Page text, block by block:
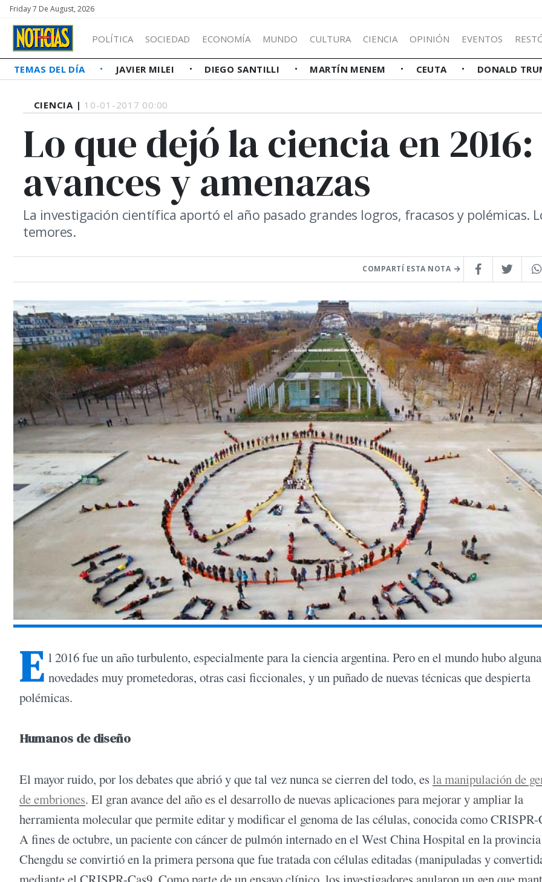
Friday 7 De August, 2026
POLÍTICA SOCIEDAD ECONOMÍA MUNDO CULTURA CIENCIA OPINIÓN EVENTOS
TEMAS DEL DÍA JAVIER MILEI DIEGO SANTILLI MARTÍN MENEM CEUTA DONALD
CIENCIA | 10-01-2017 00:00
Lo que dejó la ciencia en 2016:
avances y amenazas
La investigación científica aportó el año pasado grandes logros, fracasos y polémicas.
temores.
COMPARTÍ ESTA NOTA
E l 2016 fue un año turbulento, especialmente para la ciencia argentina. Pero en el mundo hubo
novedades muy prometedoras, otras casi ficcionales, y un puñado de nuevas técnicas que despierta
polémicas.
Humanos de diseño
El mayor ruido, por los debates que abrió y que tal vez nunca se cierren del todo, esla manipulación de
de embriones. El gran avance del año es el desarrollo de nuevas aplicaciones para mejorar y ampliar la
herramienta molecular que permite editar y modificar el genoma de las células, conocida como CRISPR-
A fines de octubre, un paciente con cáncer de pulmón internado en el West China Hospital en la
Chengdu se convirtió en la primera persona que fue tratada con células editadas (manipuladas y